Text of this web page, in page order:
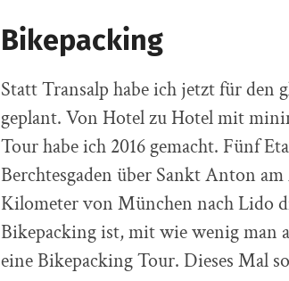
Bikepacking
Statt Transalp habe ich jetzt für den
geplant. Von Hotel zu Hotel mit
Tour habe ich 2016 gemacht. Fünf
Berchtesgaden über Sankt Anton
Kilometer von München nach Lido
Bikepacking ist, mit wie wenig man
eine Bikepacking Tour. Dieses Mal